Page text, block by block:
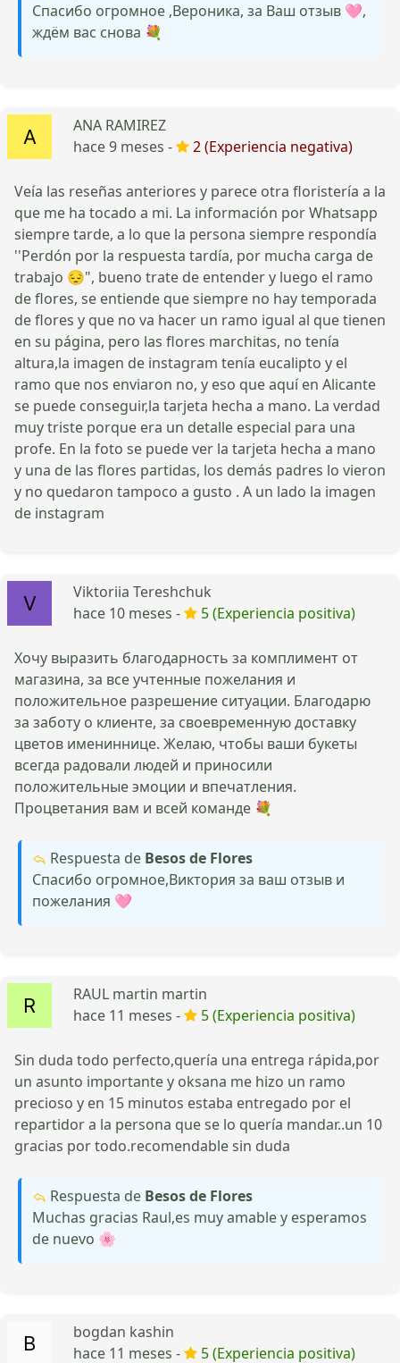
Спасибо огромное ,Вероника, за Ваш отзыв 🩷,
ждём вас снова 💐
ANA RAMIREZ
hace 9 meses -
2 (Experiencia negativa)
Veía las reseñas anteriores y parece otra floristería a la
que me ha tocado a mi. La información por Whatsapp
siempre tarde, a lo que la persona siempre respondía
''Perdón por la respuesta tardía, por mucha carga de
trabajo 😔", bueno trate de entender y luego el ramo
de flores, se entiende que siempre no hay temporada
de flores y que no va hacer un ramo igual al que tienen
en su página, pero las flores marchitas, no tenía
altura,la imagen de instagram tenía eucalipto y el
ramo que nos enviaron no, y eso que aquí en Alicante
se puede conseguir,la tarjeta hecha a mano. La verdad
muy triste porque era un detalle especial para una
profe. En la foto se puede ver la tarjeta hecha a mano
y una de las flores partidas, los demás padres lo vieron
y no quedaron tampoco a gusto . A un lado la imagen
de instagram
Viktoriia Tereshchuk
hace 10 meses -
5 (Experiencia positiva)
Хочу выразить благодарность за комплимент от
магазина, за все учтенные пожелания и
положительное разрешение ситуации. Благодарю
за заботу о клиенте, за своевременную доставку
цветов имениннице. Желаю, чтобы ваши букеты
всегда радовали людей и приносили
положительные эмоции и впечатления.
Процветания вам и всей команде 💐
Respuesta de Besos de Flores
Спасибо огромное,Виктория за ваш отзыв и
пожелания 🩷
RAUL martin martin
hace 11 meses -
5 (Experiencia positiva)
Sin duda todo perfecto,quería una entrega rápida,por
un asunto importante y oksana me hizo un ramo
precioso y en 15 minutos estaba entregado por el
repartidor a la persona que se lo quería mandar..un 10
gracias por todo.recomendable sin duda
Respuesta de Besos de Flores
Muchas gracias Raul,es muy amable y esperamos
de nuevo 🌸
bogdan kashin
hace 11 meses -
5 (Experiencia positiva)